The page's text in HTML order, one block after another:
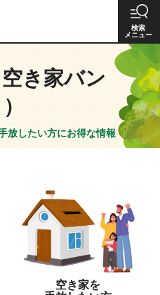
検索
メニュー
き家バン
放したい方にお得な情報
空き家を